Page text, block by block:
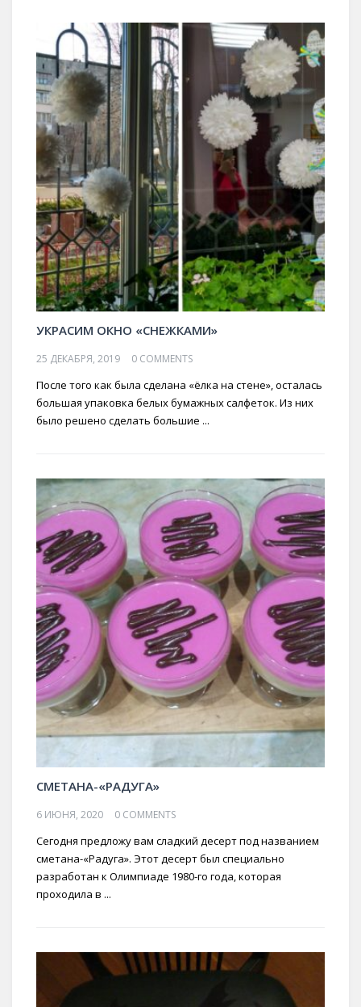
УКРАСИМ ОКНО «СНЕЖКАМИ»
25 ДЕКАБРЯ, 2019 0 COMMENTS
После того как была сделана «ёлка на стене», осталась
большая упаковка белых бумажных салфеток. Из них
было решено сделать большие ...
СМЕТАНА-«РАДУГА»
6 ИЮНЯ, 2020 0 COMMENTS
Сегодня предложу вам сладкий десерт под названием
сметана-«Радуга». Этот десерт был специально
разработан к Олимпиаде 1980-го года, которая
проходила в ...